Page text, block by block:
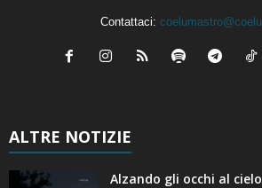
Contattaci:
ALTRE NOTIZIE
Alzando gli occhi al